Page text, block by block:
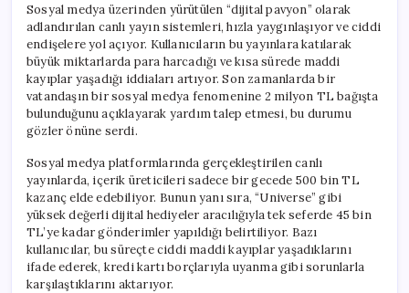
Kullanıcıları
Maddi
Kayıplar
Yaşıyor
için
Sosyal medya üzerinden yürütülen “dijital pavyon” olarak
adlandırılan canlı yayın sistemleri, hızla yaygınlaşıyor ve ciddi
endişelere yol açıyor. Kullanıcıların bu yayınlara katılarak
büyük miktarlarda para harcadığı ve kısa sürede maddi
kayıplar yaşadığı iddiaları artıyor. Son zamanlarda bir
vatandaşın bir sosyal medya fenomenine 2 milyon TL bağışta
bulunduğunu açıklayarak yardım talep etmesi, bu durumu
gözler önüne serdi.
Sosyal medya platformlarında gerçekleştirilen canlı
yayınlarda, içerik üreticileri sadece bir gecede 500 bin TL
kazanç elde edebiliyor. Bunun yanı sıra, “Universe” gibi
yüksek değerli dijital hediyeler aracılığıyla tek seferde 45 bin
TL’ye kadar gönderimler yapıldığı belirtiliyor. Bazı
kullanıcılar, bu süreçte ciddi maddi kayıplar yaşadıklarını
ifade ederek, kredi kartı borçlarıyla uyanma gibi sorunlarla
karşılaştıklarını aktarıyor.